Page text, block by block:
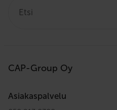
CAP-Group Oy
Asiakaspalvelu